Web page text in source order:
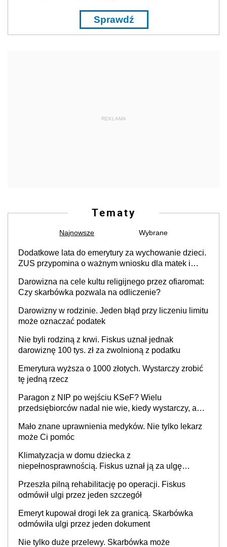
Sprawdź
REKLAMA
Tematy
Najnowsze Wybrane
Dodatkowe lata do emerytury za wychowanie dzieci.
ZUS przypomina o ważnym wniosku dla matek i
Darowizna na cele kultu religijnego przez ofiaromat:
Czy skarbówka pozwala na odliczenie?
Darowizny w rodzinie. Jeden błąd przy liczeniu limitu
może oznaczać podatek
Nie byli rodziną z krwi. Fiskus uznał jednak
darowiznę 100 tys. zł za zwolnioną z podatku
Emerytura wyższa o 1000 złotych. Wystarczy zrobić
tę jedną rzecz
Paragon z NIP po wejściu KSeF? Wielu
przedsiębiorców nadal nie wie, kiedy wystarczy, a
Mało znane uprawnienia medyków. Nie tylko lekarz
może Ci pomóc
Klimatyzacja w domu dziecka z
niepełnosprawnością. Fiskus uznał ją za ulgę
Przeszła pilną rehabilitację po operacji. Fiskus
odmówił ulgi przez jeden szczegół
Emeryt kupował drogi lek za granicą. Skarbówka
odmówiła ulgi przez jeden dokument
Nie tylko duże przelewy. Skarbówka może